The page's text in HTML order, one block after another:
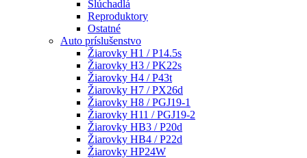
Slúchadlá
Reproduktory
Ostatné
Auto príslušenstvo
Žiarovky H1 / P14.5s
Žiarovky H3 / PK22s
Žiarovky H4 / P43t
Žiarovky H7 / PX26d
Žiarovky H8 / PGJ19-1
Žiarovky H11 / PGJ19-2
Žiarovky HB3 / P20d
Žiarovky HB4 / P22d
Žiarovky HP24W